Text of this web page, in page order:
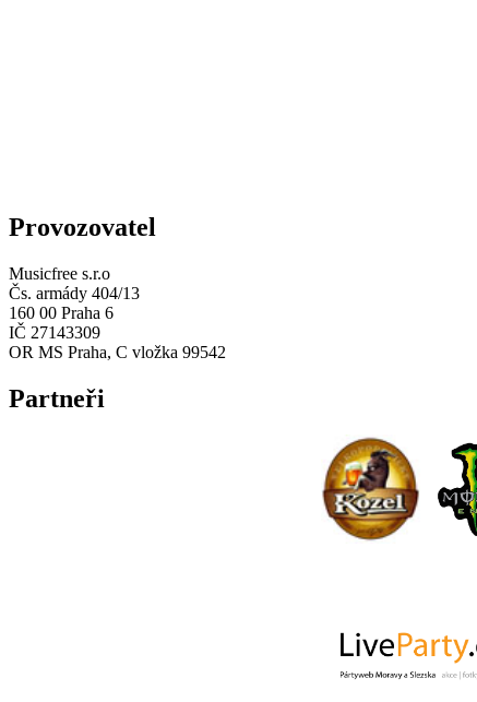
Provozovatel
Musicfree s.r.o
Čs. armády 404/13
160 00 Praha 6
IČ 27143309
OR MS Praha, C vložka 99542
Partneři